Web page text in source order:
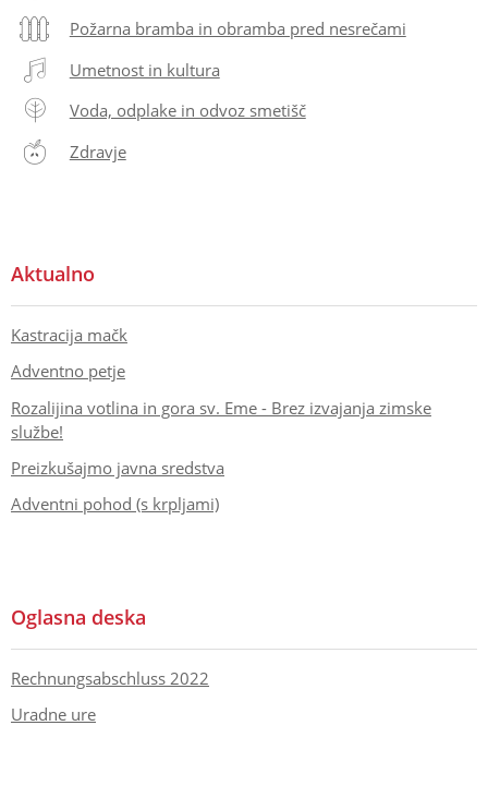
Požarna bramba in obramba pred nesrečami
Umetnost in kultura
Voda, odplake in odvoz smetišč
Zdravje
Aktualno
Kastracija mačk
Adventno petje
Rozalijina votlina in gora sv. Eme - Brez izvajanja zimske
službe!
Preizkušajmo javna sredstva
Adventni pohod (s krpljami)
Oglasna deska
Rechnungsabschluss 2022
Uradne ure